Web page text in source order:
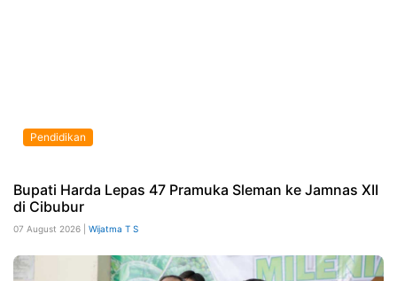
Pendidikan
Bupati Harda Lepas 47 Pramuka Sleman ke Jamnas XII
di Cibubur
07 August 2026 | Wijatma T S